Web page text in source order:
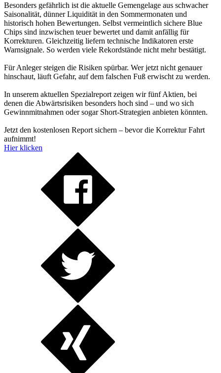
Besonders gefährlich ist die aktuelle Gemengelage aus schwacher
Saisonalität, dünner Liquidität in den Sommermonaten und
historisch hohen Bewertungen. Selbst vermeintlich sichere Blue
Chips sind inzwischen teuer bewertet und damit anfällig für
Korrekturen. Gleichzeitig liefern technische Indikatoren erste
Warnsignale. So werden viele Rekordstände nicht mehr bestätigt.
Für Anleger steigen die Risiken spürbar. Wer jetzt nicht genauer
hinschaut, läuft Gefahr, auf dem falschen Fuß erwischt zu werden.
In unserem aktuellen Spezialreport zeigen wir fünf Aktien, bei
denen die Abwärtsrisiken besonders hoch sind – und wo sich
Gewinnmitnahmen oder sogar Short-Strategien anbieten könnten.
Jetzt den kostenlosen Report sichern – bevor die Korrektur Fahrt
aufnimmt!
Hier klicken